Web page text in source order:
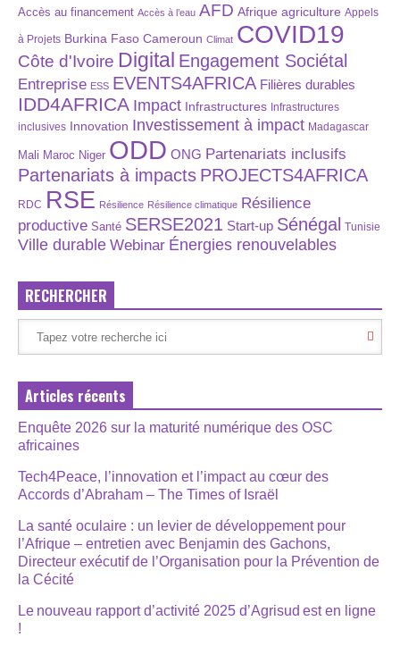
Accès au financement Accès à l’eau AFD Afrique agriculture Appels
à Projets Burkina Faso Cameroun Climat COVID19
Côte d'Ivoire Digital Engagement Sociétal
Entreprise ESS EVENTS4AFRICA Filières durables
IDD4AFRICA Impact Infrastructures Infrastructures
inclusives Innovation Investissement à impact Madagascar
Mali Maroc Niger ODD ONG Partenariats inclusifs
Partenariats à impacts PROJECTS4AFRICA
RDC RSE Résilience Résilience climatique Résilience
productive Santé SERSE2021 Start-up Sénégal Tunisie
Ville durable Webinar Énergies renouvelables
RECHERCHER
Articles récents
Enquête 2026 sur la maturité numérique des OSC
africaines
Tech4Peace, l’innovation et l’impact au cœur des
Accords d’Abraham – The Times of Israël
La santé oculaire : un levier de développement pour
l’Afrique – entretien avec Benjamin des Gachons,
Directeur exécutif de l’Organisation pour la Prévention de
la Cécité
Le nouveau rapport d’activité 2025 d’Agrisud est en ligne
!